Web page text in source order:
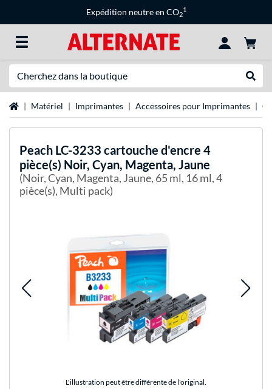
Expédition neutre en CO2
1
Page d'accueil
Matériel Imprimantes Accessoires pour Imprimantes
Peach LC-3233 cartouche d'encre 4
pièce(s) Noir, Cyan, Magenta, Jaune
(Noir, Cyan, Magenta, Jaune, 65 ml, 16 ml, 4
pièce(s), Multi pack)
L'illustration peut être différente de l'original.